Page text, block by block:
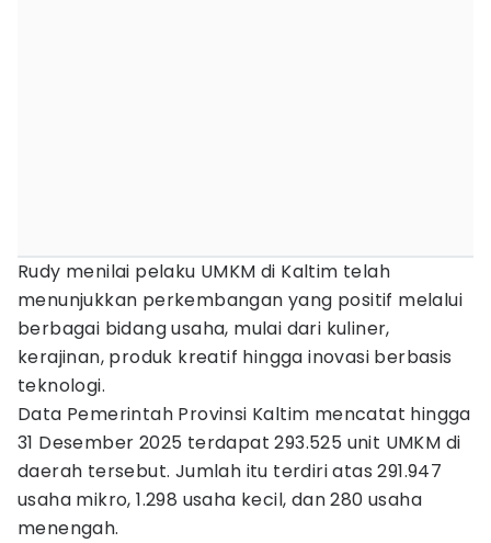
Rudy menilai pelaku UMKM di Kaltim telah
menunjukkan perkembangan yang positif melalui
berbagai bidang usaha, mulai dari kuliner,
kerajinan, produk kreatif hingga inovasi berbasis
teknologi.
Data Pemerintah Provinsi Kaltim mencatat hingga
31 Desember 2025 terdapat 293.525 unit UMKM di
daerah tersebut. Jumlah itu terdiri atas 291.947
usaha mikro, 1.298 usaha kecil, dan 280 usaha
menengah.